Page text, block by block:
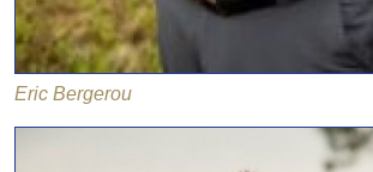
Eric Bergerou